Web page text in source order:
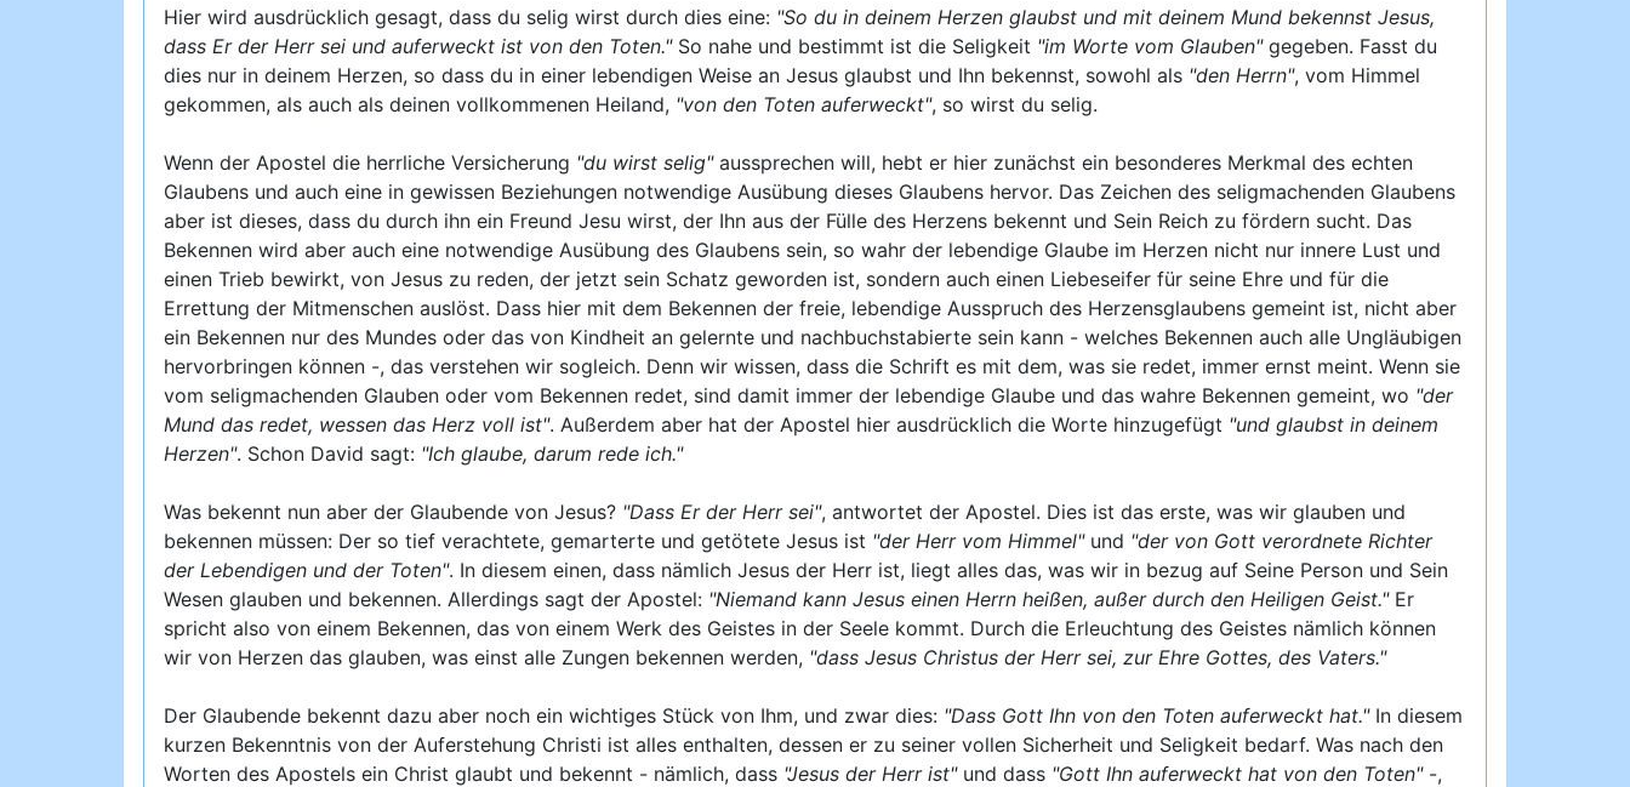
Hier wird ausdrücklich gesagt, dass du selig wirst durch dies eine: "So du in deinem Herzen glaubst und mit deinem Mund bekennst Jesus,
dass Er der Herr sei und auferweckt ist von den Toten."So nahe und bestimmt ist die Seligkeit "im Worte vom Glauben"gegeben. Fasst du
dies nur in deinem Herzen, so dass du in einer lebendigen Weise an Jesus glaubst und Ihn bekennst, sowohl als "den Herrn", vom Himmel
gekommen, als auch als deinen vollkommenen Heiland, "von den Toten auferweckt", so wirst du selig.
Wenn der Apostel die herrliche Versicherung "du wirst selig"aussprechen will, hebt er hier zunächst ein besonderes Merkmal des echten
Glaubens und auch eine in gewissen Beziehungen notwendige Ausübung dieses Glaubens hervor. Das Zeichen des seligmachenden Glaubens
aber ist dieses, dass du durch ihn ein Freund Jesu wirst, der Ihn aus der Fülle des Herzens bekennt und Sein Reich zu fördern sucht. Das
Bekennen wird aber auch eine notwendige Ausübung des Glaubens sein, so wahr der lebendige Glaube im Herzen nicht nur innere Lust und
einen Trieb bewirkt, von Jesus zu reden, der jetzt sein Schatz geworden ist, sondern auch einen Liebeseifer für seine Ehre und für die
Errettung der Mitmenschen auslöst. Dass hier mit dem Bekennen der freie, lebendige Ausspruch des Herzensglaubens gemeint ist, nicht aber
ein Bekennen nur des Mundes oder das von Kindheit an gelernte und nachbuchstabierte sein kann - welches Bekennen auch alle Ungläubigen
hervorbringen können -, das verstehen wir sogleich. Denn wir wissen, dass die Schrift es mit dem, was sie redet, immer ernst meint. Wenn sie
vom seligmachenden Glauben oder vom Bekennen redet, sind damit immer der lebendige Glaube und das wahre Bekennen gemeint, wo "der
Mund das redet, wessen das Herz voll ist". Außerdem aber hat der Apostel hier ausdrücklich die Worte hinzugefügt "und glaubst in deinem
Herzen". Schon David sagt: "Ich glaube, darum rede ich."
Was bekennt nun aber der Glaubende von Jesus? "Dass Er der Herr sei", antwortet der Apostel. Dies ist das erste, was wir glauben und
bekennen müssen: Der so tief verachtete, gemarterte und getötete Jesus ist "der Herr vom Himmel"und "der von Gott verordnete Richter
der Lebendigen und der Toten". In diesem einen, dass nämlich Jesus der Herr ist, liegt alles das, was wir in bezug auf Seine Person und Sein
Wesen glauben und bekennen. Allerdings sagt der Apostel: "Niemand kann Jesus einen Herrn heißen, außer durch den Heiligen Geist."Er
spricht also von einem Bekennen, das von einem Werk des Geistes in der Seele kommt. Durch die Erleuchtung des Geistes nämlich können
wir von Herzen das glauben, was einst alle Zungen bekennen werden, "dass Jesus Christus der Herr sei, zur Ehre Gottes, des Vaters."
Der Glaubende bekennt dazu aber noch ein wichtiges Stück von Ihm, und zwar dies: "Dass Gott Ihn von den Toten auferweckt hat."In diesem
kurzen Bekenntnis von der Auferstehung Christi ist alles enthalten, dessen er zu seiner vollen Sicherheit und Seligkeit bedarf. Was nach den
Worten des Apostels ein Christ glaubt und bekennt - nämlich, dass "Jesus der Herr ist"und dass "Gott Ihn auferweckt hat von den Toten"-,